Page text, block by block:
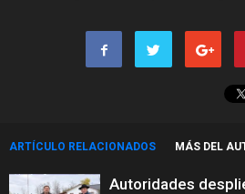
ARTÍCULO RELACIONADOS MÁS DEL
Autoridades